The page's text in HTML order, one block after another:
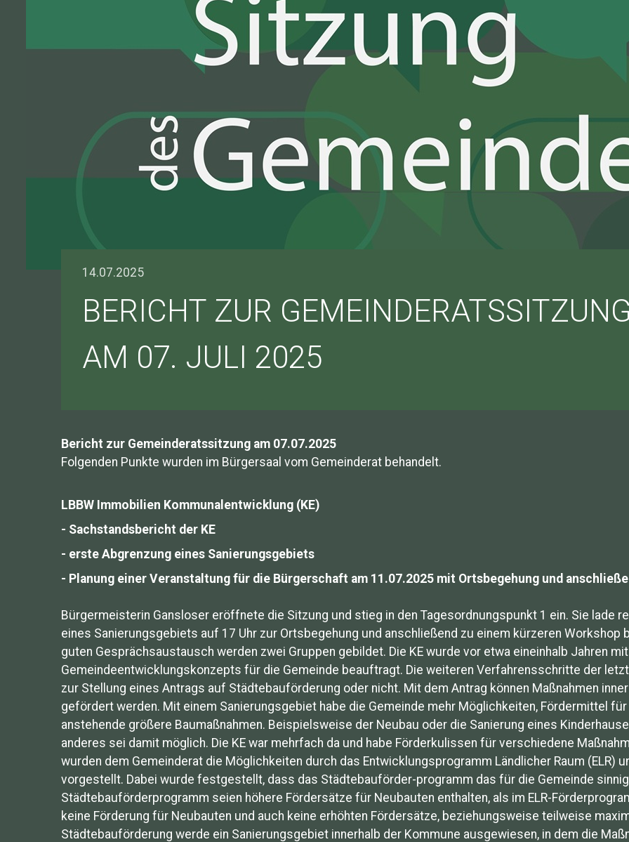
14.07.2025
BERICHT ZUR
AM 07. JULI 2025
Bericht zur Gemeinderatssitzung am 07.07.2025
Folgenden Punkte wurden im Bürgersaal vom Gemeinderat behandelt.
LBBW Immobilien Kommunalentwicklung (KE)
- Sachstandsbericht der KE
- erste Abgrenzung eines Sanierungsgebiets
- Planung einer Veranstaltung für die Bürgerschaft am 11.07.2025 mit Ortsbegehung und
Bürgermeisterin Gansloser eröffnete die Sitzung und stieg in den Tagesordnungspunkt 1 ein. Sie lade
eines Sanierungsgebiets auf 17 Uhr zur Ortsbegehung und anschließend zu einem kürzeren Workshop
guten Gesprächsaustausch werden zwei Gruppen gebildet. Die KE wurde vor etwa eineinhalb Jahren
Gemeindeentwicklungskonzepts für die Gemeinde beauftragt. Die weiteren Verfahrensschritte der
zur Stellung eines Antrags auf Städtebauförderung oder nicht. Mit dem Antrag können Maßnahmen
gefördert werden. Mit einem Sanierungsgebiet habe die Gemeinde mehr Möglichkeiten, Fördermittel
anstehende größere Baumaßnahmen. Beispielsweise der Neubau oder die Sanierung eines
anderes sei damit möglich. Die KE war mehrfach da und habe Förderkulissen für verschiedene
wurden dem Gemeinderat die Möglichkeiten durch das Entwicklungsprogramm Ländlicher Raum (ELR)
vorgestellt. Dabei wurde festgestellt, dass das Städtebauförder-programm das für die Gemeinde
Städtebauförderprogramm seien höhere Fördersätze für Neubauten enthalten, als im ELR-
keine Förderung für Neubauten und auch keine erhöhten Fördersätze, beziehungsweise teilweise
Städtebauförderung werde ein Sanierungsgebiet innerhalb der Kommune ausgewiesen, in dem die